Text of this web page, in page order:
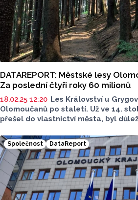
DATAREPORT: Městské lesy
Za poslední čtyři roky 60 milionů
18.02.25 12:20 Les Království u
Olomoučanů po staletí. Už ve 14.
přešel do vlastnictví města, byl
Olomouce zůstal v jejím držení
olomouckého lesního majetku,
rozrůstal. Dnes zahrnuje téměř 4
jej akciová společnost Lesy města
největší obecní lesní majetek v
Olomoucký Report se na městské
a současný stav ptal přímo ředitele
Společnost DataReport